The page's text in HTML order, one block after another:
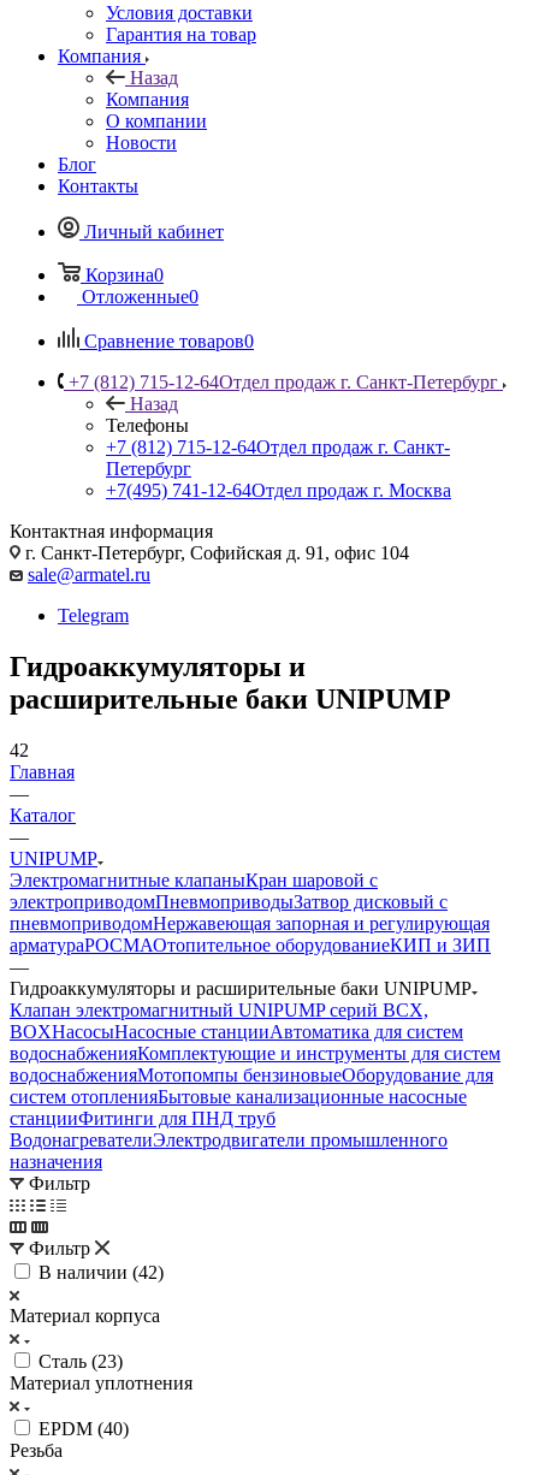
Условия доставки
Гарантия на товар
Компания
Назад
Компания
О компании
Новости
Блог
Контакты
Личный кабинет
Корзина0
Отложенные0
Сравнение товаров0
+7 (812) 715-12-64Отдел продаж г. Санкт-Петербург
Назад
Телефоны
+7 (812) 715-12-64Отдел продаж г. Санкт-
Петербург
+7(495) 741-12-64Отдел продаж г. Москва
Контактная информация
г. Санкт-Петербург, Софийская д. 91, офис 104
sale@armatel.ru
Telegram
Гидроаккумуляторы и
расширительные баки UNIPUMP
42
Главная
—
Каталог
—
UNIPUMP
Электромагнитные клапаныКран шаровой с
электроприводомПневмоприводыЗатвор дисковый с
пневмоприводомНержавеющая запорная и регулирующая
арматураРОСМАОтопительное оборудованиеКИП и ЗИП
—
Гидроаккумуляторы и расширительные баки UNIPUMP
Клапан электромагнитный UNIPUMP серий BCX,
BOXНасосыНасосные станцииАвтоматика для систем
водоснабженияКомплектующие и инструменты для систем
водоснабженияМотопомпы бензиновыеОборудование для
систем отопленияБытовые канализационные насосные
станцииФитинги для ПНД труб
ВодонагревателиЭлектродвигатели промышленного
назначения
Фильтр
Фильтр
В наличии (42)
Материал корпуса
Сталь (23)
Материал уплотнения
EPDM (40)
Резьба